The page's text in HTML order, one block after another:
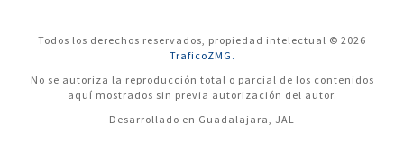
Todos los derechos reservados, propiedad intelectual © 2026
TraficoZMG.
No se autoriza la reproducción total o parcial de los contenidos
aquí mostrados sin previa autorización del autor.
Desarrollado en Guadalajara, JAL